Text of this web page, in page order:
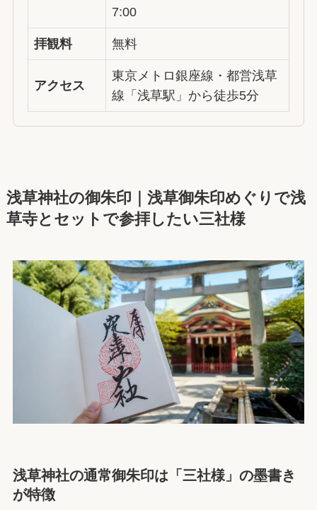
7:00
拝観料 無料
アクセス
東京メトロ銀座線・都営浅草
線「浅草駅」から徒歩5分
浅草神社の御朱印｜浅草御朱印めぐりで浅
草寺とセットで参拝したい三社様
浅草神社の通常御朱印は「三社様」の墨書き
が特徴